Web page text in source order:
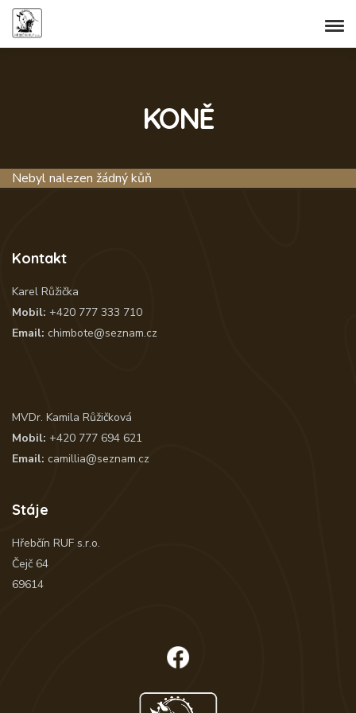
KONĚ
Nebyl nalezen žádný kůň
Kontakt
Karel Růžička
Mobil: +420 777 333 710
Email: chimbote@seznam.cz
MVDr. Kamila Růžičková
Mobil: +420 777 694 621
Email: camillia@seznam.cz
Stáje
Hřebčín RUF s.r.o.
Čejč 64
69614